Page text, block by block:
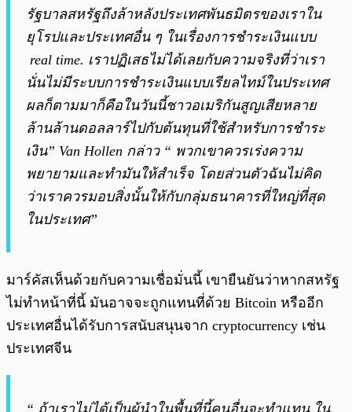
รัฐบาลสหรัฐถึงล้าหลังประเทศพันธมิตรของเราใน
ยุโรปและประเทศอื่น ๆ ในเรื่องการชำระเงินแบบ
real time. เราปฏิเสธไม่ได้เลยกับความจริงที่ว่าเรา
นั่นไม่มีระบบการชำระเงินแบบเรียลไทม์ในประเทศ
ผลก็ตามมาก็คือในวันนี้ชาวอเมริกันสูญเสียหลาย
ล้านล้านดอลลาร์ไปกับต้นทุนที่ใช้สำหรับการชำระ
เงิน” Van Hollen กล่าว “ พวกเขาควรเร่งความ
พยายามและทำมันให้สำเร็จ โดยส่วนตัวฉันไม่คิด
ว่าเราควรมอบสิ่งนั้นให้กับกลุ่มธนาคารที่ใหญ่ที่สุด
ในประเทศ”
มาร์คัสเห็นด้วยกับความเชื่อมั่นนี้ เขายืนยันว่าหากสหรัฐ
ไม่ทำหน้าที่นี้ มันอาจจะถูกแทนที่ด้วย Bitcoin หรืออีก
ประเทศอื่นได้รับการสนับสนุนจาก cryptocurrency เช่น
ประเทศจีน
“ ถ้าเราไม่ได้เป็นผู้นำในพื้นที่นี้คนอื่นจะทำแทน ใน